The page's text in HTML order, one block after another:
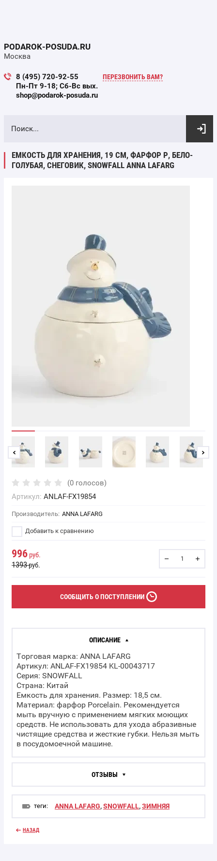
PODAROK-POSUDA.RU
Москва
8 (495) 720-92-55
Пн-Пт 9-18; Сб-Вс вых.
shop@podarok-posuda.ru
ПЕРЕЗВОНИТЬ ВАМ?
ВЫБОР ПО ПАРАМЕТРАМ
ЕМКОСТЬ ДЛЯ ХРАНЕНИЯ, 19 СМ, ФАРФОР P, БЕЛО-
ГОЛУБАЯ, СНЕГОВИК, SNOWFALL ANNA LAFARG
(0 голосов)
Артикул: ANLAF-FX19854
Производитель: ANNA LAFARG
Добавить к сравнению
996 руб.
1393руб.
CООБЩИТЬ О ПОСТУПЛЕНИИ
ОПИСАНИЕ
Торговая марка: ANNA LAFARG
Артикул: ANLAF-FX19854 KL-00043717
Серия: SNOWFALL
Страна: Китай
Емкость для хранения. Размер: 18,5 см.
Материал: фарфор Porcelain. Рекомендуется
мыть вручную с применением мягких моющих
средств. Не использовать для ухода абразивные
чистящие средства и жесткие губки. Нельзя мыть
в посудомоечной машине.
ОТЗЫВЫ
теги: ANNA LAFARG,SNOWFALL,ЗИМНЯЯ
НАЗАД